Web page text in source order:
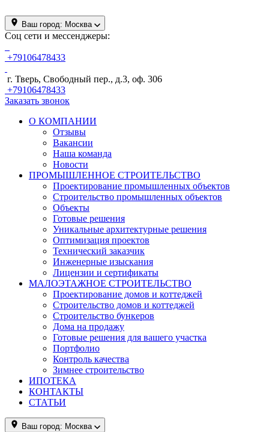
Ваш город: Москва
Соц сети и мессенджеры:
+79106478433
г. Тверь, Свободный пер., д.3, оф. 306
+79106478433
Заказать звонок
О КОМПАНИИ
Отзывы
Вакансии
Наша команда
Новости
ПРОМЫШЛЕННОЕ СТРОИТЕЛЬСТВО
Проектирование промышленных объектов
Строительство промышленных объектов
Объекты
Готовые решения
Уникальные архитектурные решения
Оптимизация проектов
Технический заказчик
Инженерные изыскания
Лицензии и сертификаты
МАЛОЭТАЖНОЕ СТРОИТЕЛЬСТВО
Проектирование домов и коттеджей
Строительство домов и коттеджей
Строительство бункеров
Дома на продажу
Готовые решения для вашего участка
Портфолио
Контроль качества
Зимнее строительство
ИПОТЕКА
КОНТАКТЫ
СТАТЬИ
Ваш город: Москва